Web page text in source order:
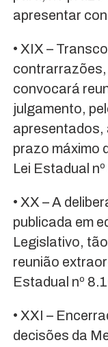
apresentar
• XIX –
contrarrazões,
convocará
julgamento,
apresentados,
prazo máximo
Lei Estadual
• XX – A
publicada em
Legislativo,
reunião
Estadual nº
• XXI –
decisões da